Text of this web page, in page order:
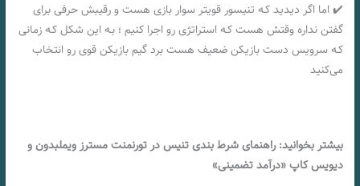
✔️ اما اگر دیدید کـه تنیسور قویتر سوار بازی هست و رقیبش حرفی برای
گفتن نداره وقتش هست کـه استراتژی رو اجرا کنیم ؛ بـه این شکل کـه زمانی
کـه سرویس دست بازیکن ضعیف هست برد گیم بازیکن قوی رو انتخاب
می‌کنید
بیشتر بخوانید: راهنمای شرط بندی تنیس در تورنمنت مسترز ویملبدون و
دیویس کاپ‌ «درآمد تضمینی»